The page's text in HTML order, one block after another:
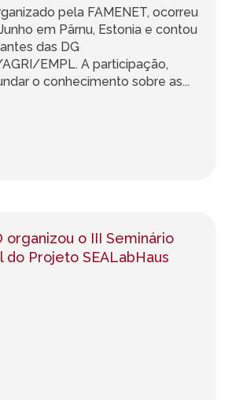
pela FAMENET, ocorreu
em Pärnu, Estonia e contou
das DG
EMPL. A participação,
o conhecimento sobre as...